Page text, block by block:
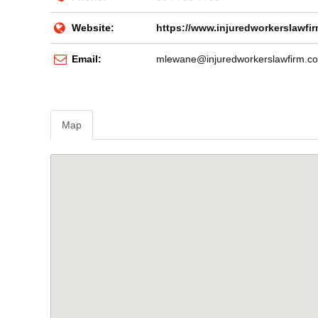
Website: https://
Email:
Map